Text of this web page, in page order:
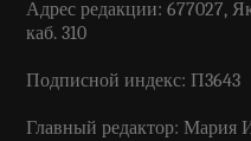
Адрес редакции: 677027,
каб. 310
Подписной индекс: П3643
Главный редактор: Мария